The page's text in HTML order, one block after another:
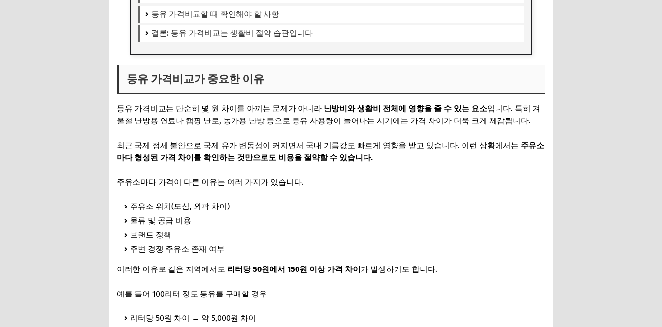
등유 가격비교할 때 확인해야 할 사항
결론: 등유 가격비교는 생활비 절약 습관입니다
등유 가격비교가 중요한 이유
등유 가격비교는 단순히 몇 원 차이를 아끼는 문제가 아니라 난방비와 생활비 전체에 영향을 줄 수 있는 요소입니다. 특히 겨
울철 난방용 연료나 캠핑 난로, 농가용 난방 등으로 등유 사용량이 늘어나는 시기에는 가격 차이가 더욱 크게 체감됩니다.
최근 국제 정세 불안으로 국제 유가 변동성이 커지면서 국내 기름값도 빠르게 영향을 받고 있습니다. 이런 상황에서는 주유소
마다 형성된 가격 차이를 확인하는 것만으로도 비용을 절약할 수 있습니다.
주유소마다 가격이 다른 이유는 여러 가지가 있습니다.
주유소 위치(도심, 외곽 차이)
물류 및 공급 비용
브랜드 정책
주변 경쟁 주유소 존재 여부
이러한 이유로 같은 지역에서도 리터당 50원에서 150원 이상 가격 차이가 발생하기도 합니다.
예를 들어 100리터 정도 등유를 구매할 경우
리터당 50원 차이 → 약 5,000원 차이